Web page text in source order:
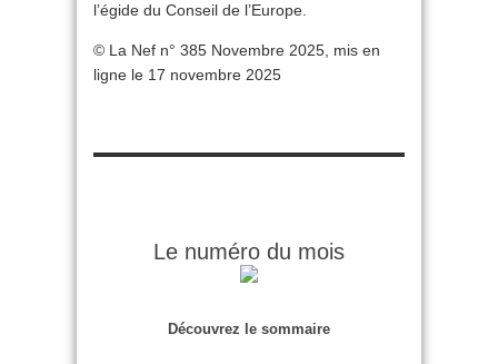
l’égide du Conseil de l’Europe.
© La Nef n° 385 Novembre 2025, mis en
ligne le 17 novembre 2025
Le numéro du mois
Découvrez le sommaire